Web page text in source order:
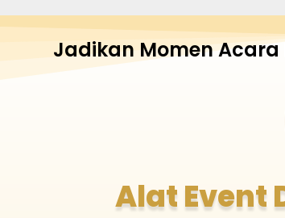
Jadikan Momen Acara
Alat Event